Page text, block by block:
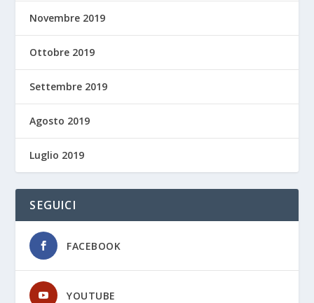
Novembre 2019
Ottobre 2019
Settembre 2019
Agosto 2019
Luglio 2019
SEGUICI
FACEBOOK
YOUTUBE